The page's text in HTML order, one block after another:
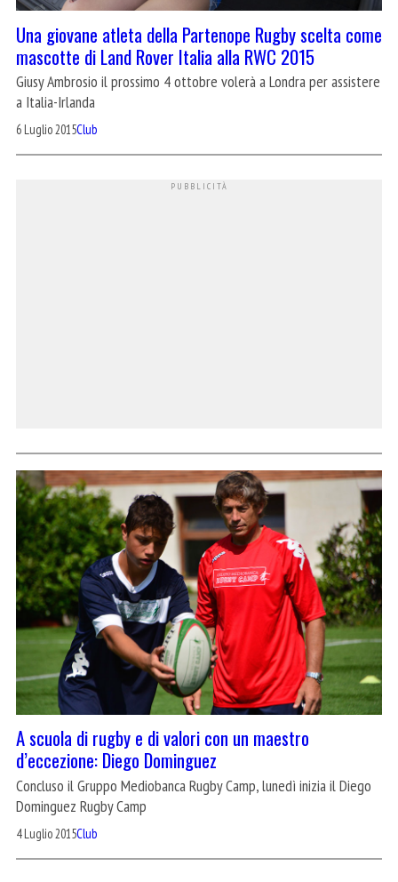
Una giovane atleta della Partenope Rugby scelta come
mascotte di Land Rover Italia alla RWC 2015
Giusy Ambrosio il prossimo 4 ottobre volerà a Londra per assistere
a Italia-Irlanda
6 Luglio 2015Club
A scuola di rugby e di valori con un maestro
d’eccezione: Diego Dominguez
Concluso il Gruppo Mediobanca Rugby Camp, lunedì inizia il Diego
Dominguez Rugby Camp
4 Luglio 2015Club